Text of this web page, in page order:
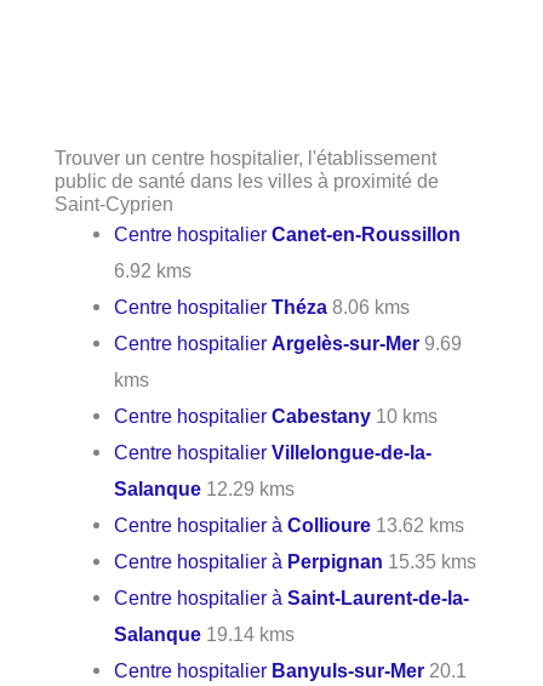
Trouver un centre hospitalier, l'établissement
public de santé dans les villes à proximité de
Saint-Cyprien
Centre hospitalierCanet-en-Roussillon
6.92 kms
Centre hospitalierThéza 8.06 kms
Centre hospitalier Argelès-sur-Mer 9.69
kms
Centre hospitalierCabestany 10 kms
Centre hospitalierVillelongue-de-la-
Salanque 12.29 kms
Centre hospitalier àCollioure 13.62 kms
Centre hospitalier à Perpignan 15.35 kms
Centre hospitalier àSaint-Laurent-de-la-
Salanque 19.14 kms
Centre hospitalier Banyuls-sur-Mer 20.1